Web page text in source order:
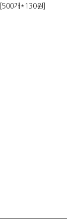
개*130원]